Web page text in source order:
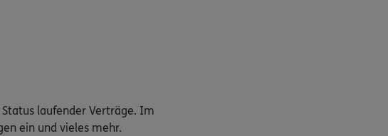
laufender Verträge. Im
ein und vieles mehr.